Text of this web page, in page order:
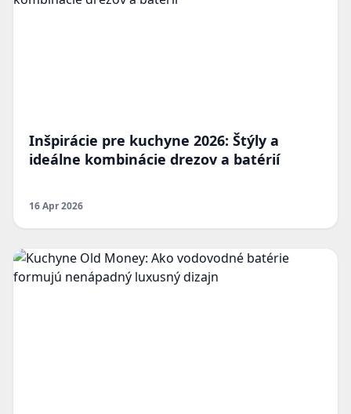
Inšpirácie pre kuchyne 2026: Štýly a
ideálne kombinácie drezov a batérií
16 Apr 2026